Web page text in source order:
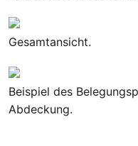
Gesamtansicht.
Beispiel des
Abdeckung.